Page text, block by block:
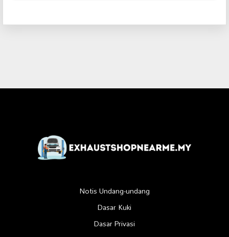
Notis Undang-undang
Dasar Kuki
Dasar Privasi